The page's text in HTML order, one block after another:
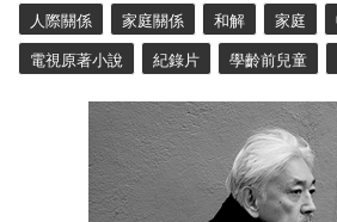
人際關係 家庭關係 和解 家庭
電視原著小說 紀錄片 學齡前兒童